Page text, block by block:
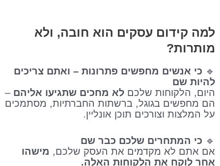
למה קידום עסקים הוא חובה, ולא
מותרות?
🔹 כי אנשים מחפשים פתרונות – ואתם צריכים
להיות שם
היום, הלקוחות שלכם לא מחכים שתגיעו אליהם –
הם מחפשים בגוגל, ברשתות החברתיות, מסתמכים
על המלצות וצורכים תוכן אונליין.
🔹 כי המתחרים שלכם כבר שם
אם אתם לא מקדמים את העסק שלכם, מישהו
אחר לוקח את הלקוחות האלה.